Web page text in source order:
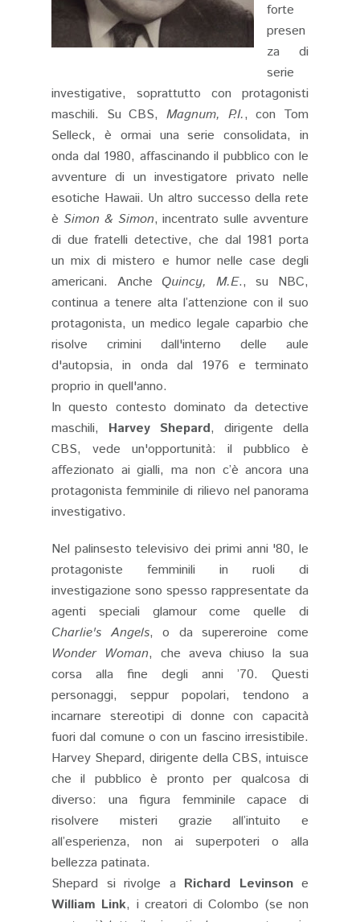
forte
presen
za di
serie
investigative, soprattutto con protagonisti
maschili. Su CBS, Magnum, P.I., con Tom
Selleck, è ormai una serie consolidata, in
onda dal 1980, affascinando il pubblico con le
avventure di un investigatore privato nelle
esotiche Hawaii. Un altro successo della rete
è Simon & Simon, incentrato sulle avventure
di due fratelli detective, che dal 1981 porta
un mix di mistero e humor nelle case degli
americani. Anche Quincy, M.E., su NBC,
continua a tenere alta l’attenzione con il suo
protagonista, un medico legale caparbio che
risolve crimini dall'interno delle aule
d'autopsia, in onda dal 1976 e terminato
proprio in quell'anno.
In questo contesto dominato da detective
maschili, Harvey Shepard, dirigente della
CBS, vede un'opportunità: il pubblico è
affezionato ai gialli, ma non c’è ancora una
protagonista femminile di rilievo nel panorama
investigativo.
Nel palinsesto televisivo dei primi anni '80, le
protagoniste femminili in ruoli di
investigazione sono spesso rappresentate da
agenti speciali glamour come quelle di
Charlie's Angels, o da supereroine come
Wonder Woman, che aveva chiuso la sua
corsa alla fine degli anni ’70. Questi
personaggi, seppur popolari, tendono a
incarnare stereotipi di donne con capacità
fuori dal comune o con un fascino irresistibile.
Harvey Shepard, dirigente della CBS, intuisce
che il pubblico è pronto per qualcosa di
diverso: una figura femminile capace di
risolvere misteri grazie all’intuito e
all’esperienza, non ai superpoteri o alla
bellezza patinata​.
Shepard si rivolge a Richard Levinsone
William Link, i creatori di Colombo (se non